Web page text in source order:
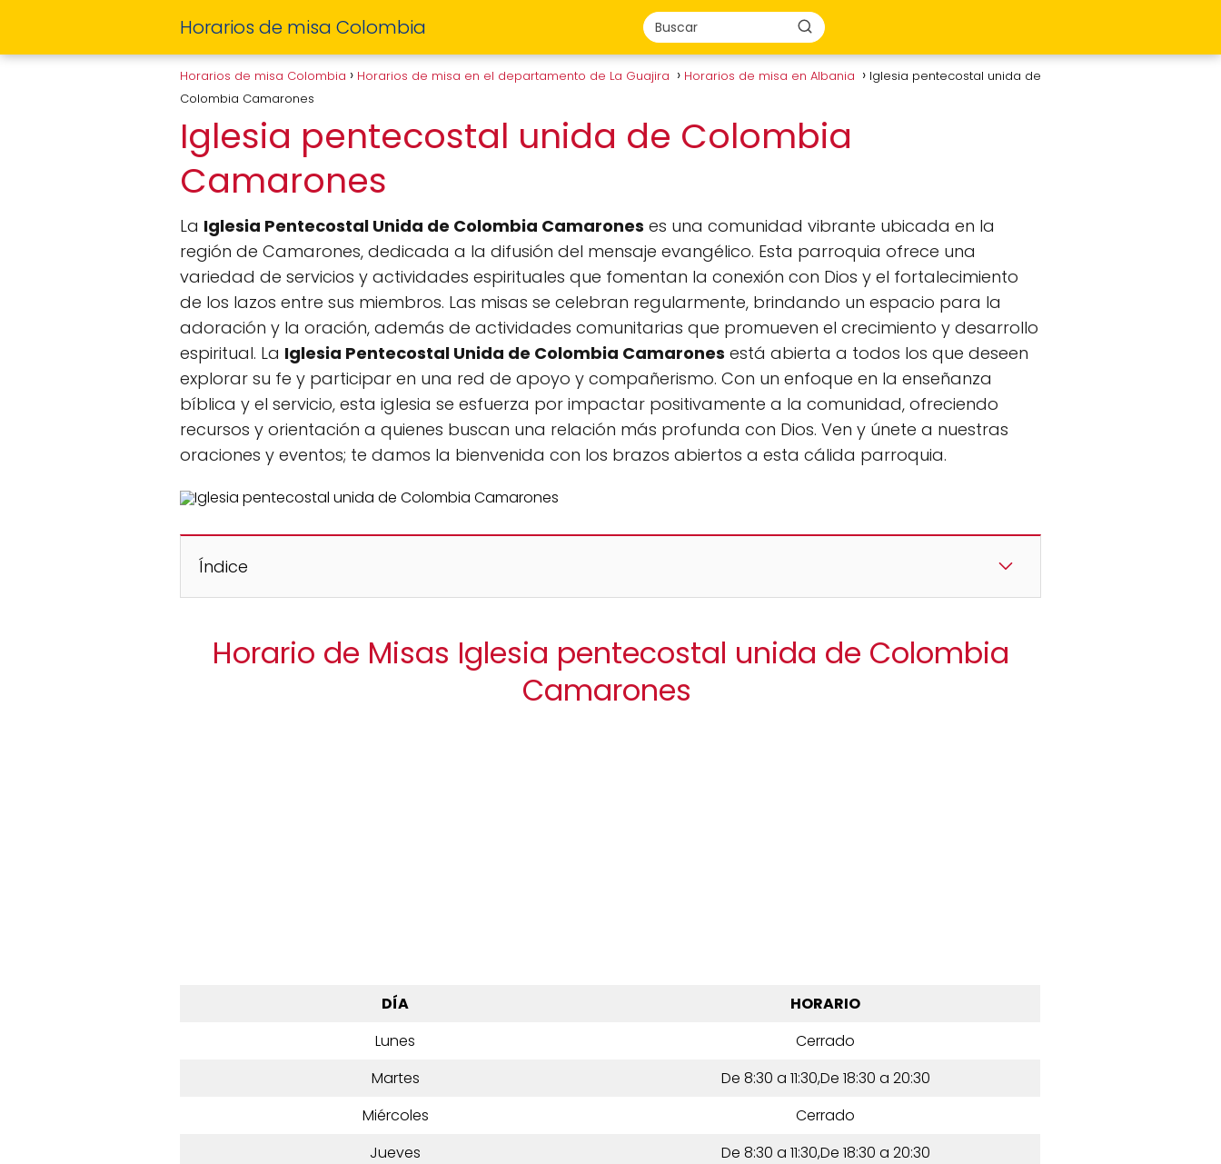
Horarios de misa Colombia
Horarios de misa Colombia Horarios de misa en el departamento de La Guajira Horarios de misa en Albania
Iglesia pentecostal unida de
Colombia Camarones
Iglesia pentecostal unida de Colombia
Camarones
La Iglesia Pentecostal Unida de Colombia Camarones es una comunidad vibrante ubicada en la
región de Camarones, dedicada a la difusión del mensaje evangélico. Esta parroquia ofrece una
variedad de servicios y actividades espirituales que fomentan la conexión con Dios y el fortalecimiento
de los lazos entre sus miembros. Las misas se celebran regularmente, brindando un espacio para la
adoración y la oración, además de actividades comunitarias que promueven el crecimiento y desarrollo
espiritual. La Iglesia Pentecostal Unida de Colombia Camarones está abierta a todos los que deseen
explorar su fe y participar en una red de apoyo y compañerismo. Con un enfoque en la enseñanza
bíblica y el servicio, esta iglesia se esfuerza por impactar positivamente a la comunidad, ofreciendo
recursos y orientación a quienes buscan una relación más profunda con Dios. Ven y únete a nuestras
oraciones y eventos; te damos la bienvenida con los brazos abiertos a esta cálida parroquia.
Índice
Horario de Misas Iglesia pentecostal unida de Colombia
Camarones
DÍA
HORARIO
Lunes
Cerrado
Martes
De 8:30 a 11:30,De 18:30 a 20:30
Miércoles
Cerrado
Jueves
De 8:30 a 11:30,De 18:30 a 20:30